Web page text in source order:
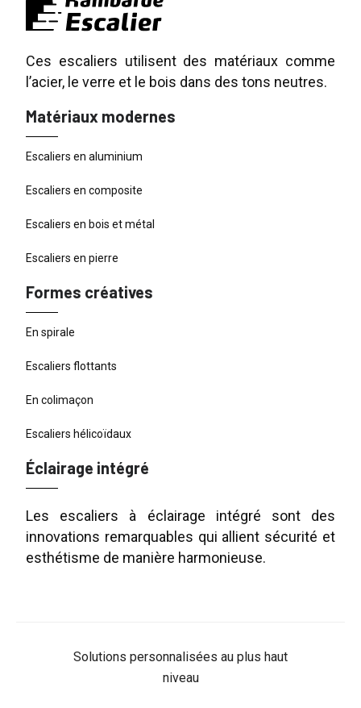
Ces escaliers utilisent des matériaux comme
l’acier, le verre et le bois dans des tons neutres.
Matériaux modernes
Escaliers en aluminium
Escaliers en composite
Escaliers en bois et métal
Escaliers en pierre
Formes créatives
En spirale
Escaliers flottants
En colimaçon
Escaliers hélicoïdaux
Éclairage intégré
Les escaliers à éclairage intégré sont des
innovations remarquables qui allient sécurité et
esthétisme de manière harmonieuse.
Solutions personnalisées au plus haut
niveau